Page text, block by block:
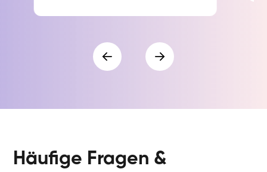
Häufige Fragen &